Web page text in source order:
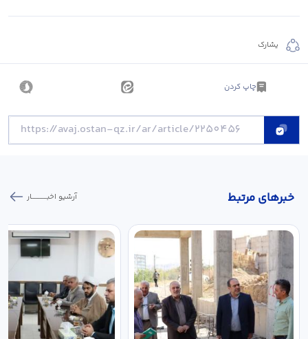
يشارك
چاپ کردن
خبر‌های مرتبط آرشیو اخبـــــــــــار